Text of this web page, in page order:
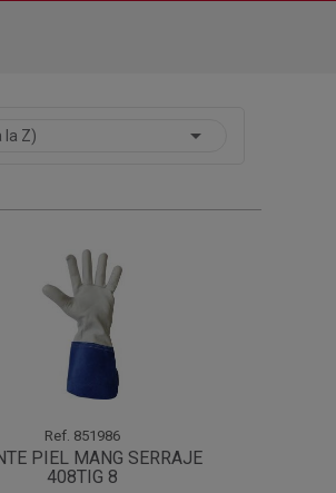
la Z) 
Ref. 851986
PIEL MANG SERRAJE
408TIG 8